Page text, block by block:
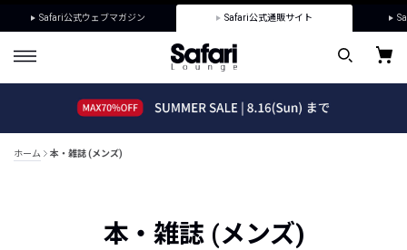
Safari公式ウェブマガジン Safari公式通販サイト
ホーム 本・雑誌 (メンズ)
本・雑誌 (メンズ)